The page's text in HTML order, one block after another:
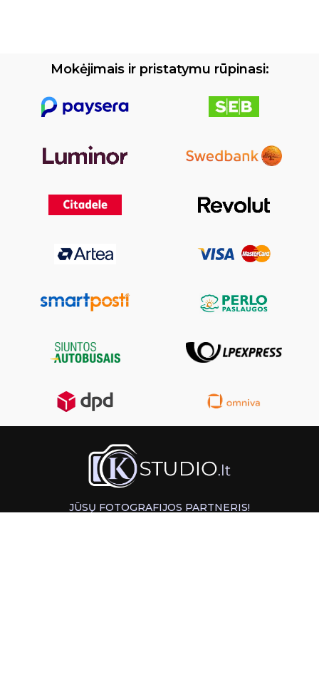
Mokėjimais ir pristatymu rūpinasi:
JŪSŲ FOTOGRAFIJOS PARTNERIS!